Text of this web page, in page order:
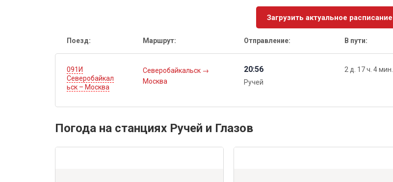
Загрузить актуальное расписание
Поезд: Маршрут: Отправление: В пути:
091И
Северобайкал
ьск – Москва
Северобайкальск →
Москва
20:56
Ручей
2 д. 17 ч. 4 мин.
Погода на станциях Ручей и Глазов